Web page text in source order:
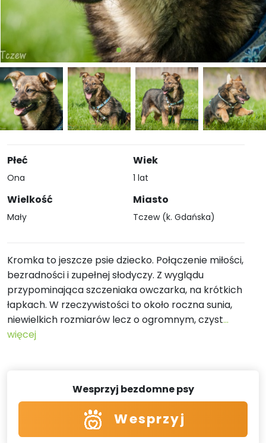
Płeć
Ona
Wielkość
Mały
Wiek
1 lat
Miasto
Tczew (k. Gdańska)
Kromka to jeszcze psie dziecko. Połączenie miłości,
bezradności i zupełnej słodyczy. Z wyglądu
przypominająca szczeniaka owczarka, na krótkich
łapkach. W rzeczywistości to około roczna sunia,
niewielkich rozmiarów lecz o ogromnym, czyst...
więcej
Wesprzyj bezdomne psy
Wesprzyj